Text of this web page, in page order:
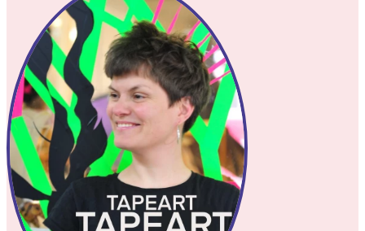
Discord
Instagram
FlickrYouTube
Twitch